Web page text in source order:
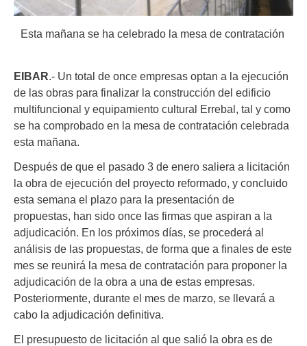
Esta mañana se ha celebrado la mesa de contratación
EIBAR .- Un total de once empresas optan a la ejecución
de las obras para finalizar la construcción del edificio
multifuncional y equipamiento cultural Errebal, tal y como
se ha comprobado en la mesa de contratación celebrada
esta mañana.
Después de que el pasado 3 de enero saliera a licitación
la obra de ejecución del proyecto reformado, y concluido
esta semana el plazo para la presentación de
propuestas, han sido once las firmas que aspiran a la
adjudicación. En los próximos días, se procederá al
análisis de las propuestas, de forma que a finales de este
mes se reunirá la mesa de contratación para proponer la
adjudicación de la obra a una de estas empresas.
Posteriormente, durante el mes de marzo, se llevará a
cabo la adjudicación definitiva.
El presupuesto de licitación al que salió la obra es de